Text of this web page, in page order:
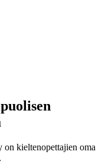
kieltenopettajien oma